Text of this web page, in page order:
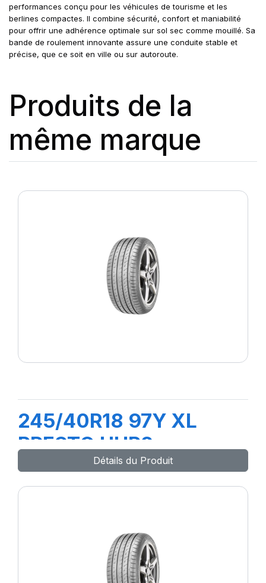
performances conçu pour les véhicules de tourisme et les
berlines compactes. Il combine sécurité, confort et maniabilité
pour offrir une adhérence optimale sur sol sec comme mouillé. Sa
bande de roulement innovante assure une conduite stable et
précise, que ce soit en ville ou sur autoroute.
Produits de la
même marque
245/40R18 97Y XL
PRESTO UHP2
Détails du Produit